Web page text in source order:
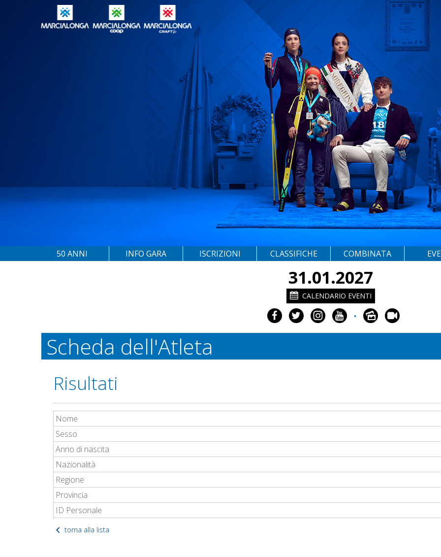
50 ANNI INFO GARA ISCRIZIONI CLASSIFICHE COMBINATA
31.01.2027
CALENDARIO EVENTI
•
Scheda dell'Atleta
Risultati
Nome
Sesso
Anno di nascita
Nazionalità
Regione
Provincia
ID Personale
torna alla lista